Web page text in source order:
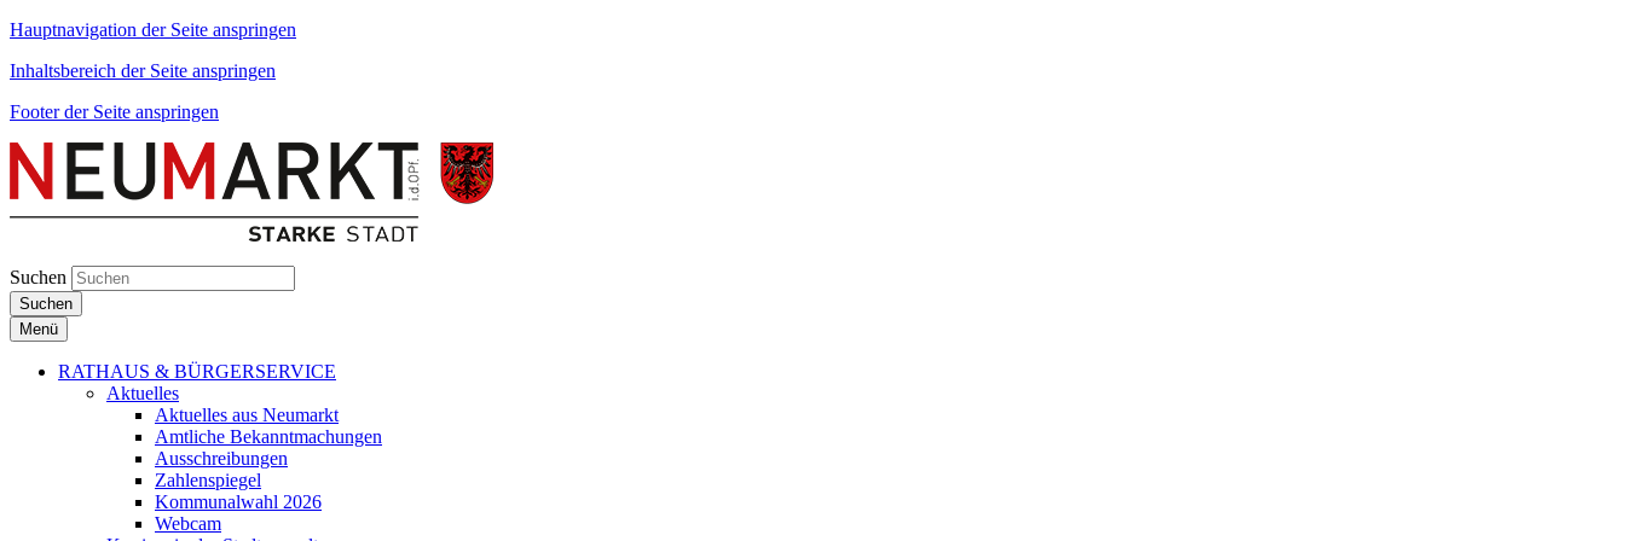
Hauptnavigation der Seite anspringen
Inhaltsbereich der Seite anspringen
Footer der Seite anspringen
Suchen
Suchen
Menü
RATHAUS & BÜRGERSERVICE
Aktuelles
Aktuelles aus Neumarkt
Amtliche Bekanntmachungen
Ausschreibungen
Zahlenspiegel
Kommunalwahl 2026
Webcam